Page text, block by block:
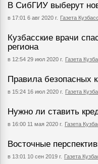
В СибГИУ выберут
в 17:01 6 авг 2020 г. Газета Кузбасс
Кузбасские врачи
региона
в 12:54 29 июл 2020 г. Газета
Правила безопасных
в 15:24 16 июл 2020 г. Газета
Нужно ли ставить
в 16:00 11 мая 2020 г. Газета
Восточные
в 13:01 10 сен 2019 г. Газета